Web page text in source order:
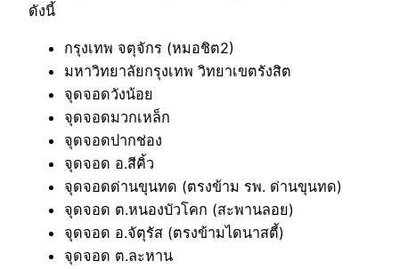
ดังนี้
กรุงเทพ จตุจักร (หมอชิต2)
มหาวิทยาลัยกรุงเทพ วิทยาเขตรังสิต
จุดจอดวังน้อย
จุดจอดมวกเหล็ก
จุดจอดปากช่อง
จุดจอด อ.สีคิ้ว
จุดจอดด่านขุนทด (ตรงข้าม รพ. ด่านขุนทด)
จุดจอด ต.หนองบัวโคก (สะพานลอย)
จุดจอด อ.จัตุรัส (ตรงข้ามไดนาสตี้)
จุดจอด ต.ละหาน